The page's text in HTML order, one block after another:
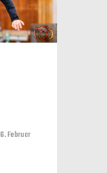
6. Februar